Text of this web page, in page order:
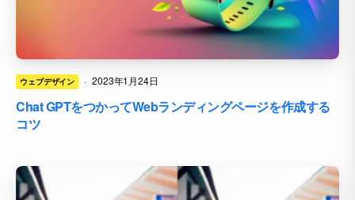
ウェブデザイン · 2023年1月24日
Chat GPTをつかってWebランディングページを作成する
コツ